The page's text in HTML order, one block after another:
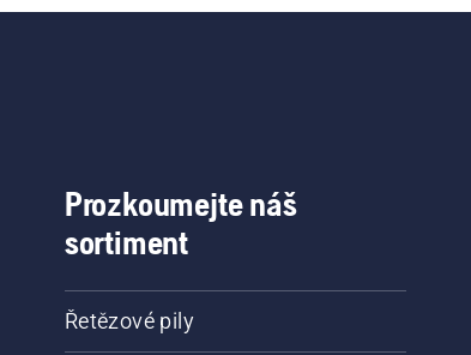
řetězové pily
Prozkoumejte náš
sortiment
Řetězové pily